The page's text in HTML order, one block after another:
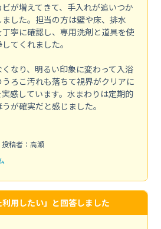
が増えてきて、手入れが追いつか
した。担当の方は壁や床、排水
寧に確認し、専用洗剤と道具を使
てくれました。
なり、明るい印象に変わって入浴
ろこ汚れも落ちて視界がクリアに
感しています。水まわりは定期的
が確実だと感じました。
投稿者：高瀬
利用したい」と回答しました